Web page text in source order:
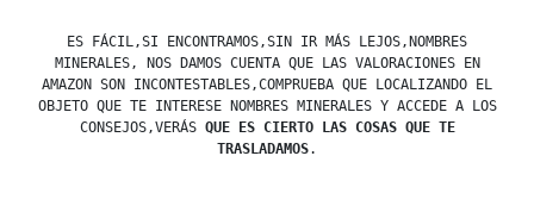
ES FÁCIL,SI ENCONTRAMOS,SIN IR MÁS LEJOS,NOMBRES
MINERALES, NOS DAMOS CUENTA QUE LAS VALORACIONES EN
AMAZON SON INCONTESTABLES,COMPRUEBA QUE LOCALIZANDO EL
OBJETO QUE TE INTERESE NOMBRES MINERALES Y ACCEDE A LOS
CONSEJOS,VERÁS QUE ES CIERTO LAS COSAS QUE TE
TRASLADAMOS.